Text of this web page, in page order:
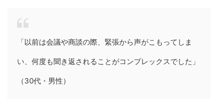
「以前は会議や商談の際、緊張から声がこもってしま
い、何度も聞き返されることがコンプレックスでした」
（30代・男性）